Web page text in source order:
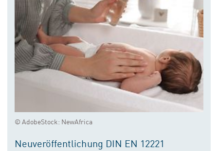
© AdobeStock: NewAfrica
Neuveröffentlichung DIN EN 12221